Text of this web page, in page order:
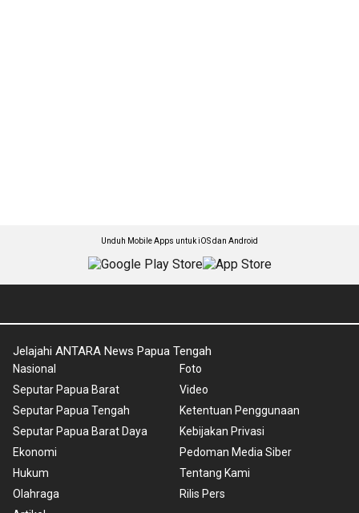
Unduh Mobile Apps untuk iOS dan Android
Jelajahi ANTARA News Papua Tengah
Nasional
Seputar Papua Barat
Seputar Papua Tengah
Seputar Papua Barat Daya
Ekonomi
Hukum
Olahraga
Foto
Video
Ketentuan Penggunaan
Kebijakan Privasi
Pedoman Media Siber
Tentang Kami
Rilis Pers